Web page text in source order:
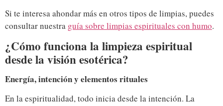
Si te interesa ahondar más en otros tipos de limpias, puedes
consultar nuestra guía sobre limpias espirituales con humo.
¿Cómo funciona la limpieza espiritual
desde la visión esotérica?
Energía, intención y elementos rituales
En la espiritualidad, todo inicia desde la intención. La